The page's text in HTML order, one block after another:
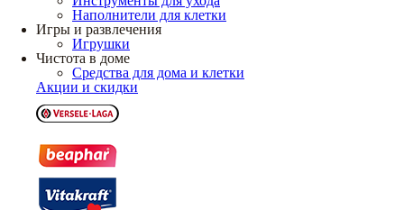
Наполнители для клетки
Игры и развлечения
Игрушки
Чистота в доме
Средства для дома и клетки
Акции и скидки